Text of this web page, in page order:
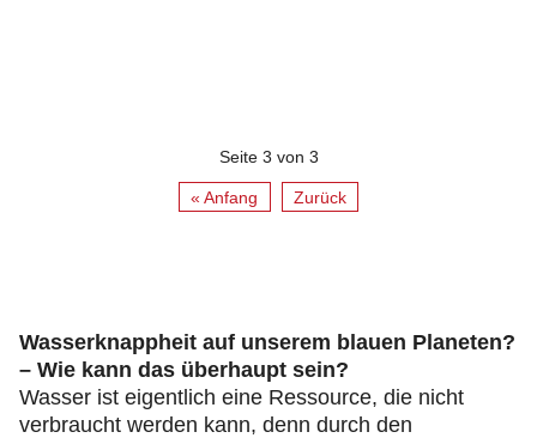
Seite 3 von 3
« Anfang Zurück
Wasserknappheit auf unserem blauen Planeten?
– Wie kann das überhaupt sein?
Wasser ist eigentlich eine Ressource, die nicht
verbraucht werden kann, denn durch den